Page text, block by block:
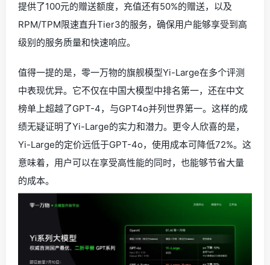
提供了100元的赠送额度，充值还有50%的赠送，以及
RPM/TPM限速直升Tier3的服务，确保用户能够享受到高
级别的服务质量和快速响应。
值得一提的是，零一万物的旗舰模型Yi-Large在多个评测
中表现优异。它不仅在中国大模型中排名第一，还在中文
榜单上超越了GPT-4，与GPT4o并列世界第一。这样的成
绩无疑证明了Yi-Large的实力和潜力。更令人欣喜的是，
Yi-Large的定价远低于GPT-4o，使用成本可降低72%。这
意味着，用户可以在享受高性能的同时，也能够节省大量
的成本。